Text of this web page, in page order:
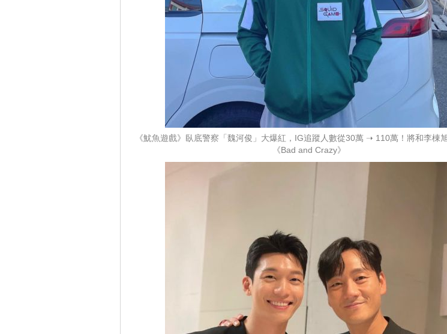
《魷魚遊戲》臥底警察「魏河俊」大爆紅，IG追蹤人數從30萬 ➝ 110萬！將和李棟
《Bad and Crazy》